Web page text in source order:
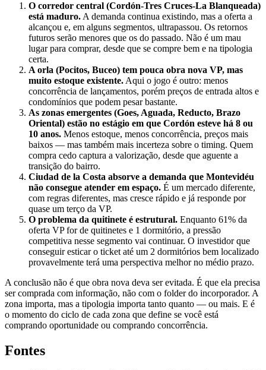
O corredor central (Cordón-Tres Cruces-La Blanqueada)
está maduro. A demanda continua existindo, mas a oferta a
alcançou e, em alguns segmentos, ultrapassou. Os retornos
futuros serão menores que os do passado. Não é um mau
lugar para comprar, desde que se compre bem e na tipologia
certa.
A orla (Pocitos, Buceo) tem pouca obra nova VP, mas
muito estoque existente. Aqui o jogo é outro: menos
concorrência de lançamentos, porém preços de entrada altos e
condomínios que podem pesar bastante.
As zonas emergentes (Goes, Aguada, Reducto, Brazo
Oriental) estão no estágio em que Cordón esteve há 8 ou
10 anos. Menos estoque, menos concorrência, preços mais
baixos — mas também mais incerteza sobre o timing. Quem
compra cedo captura a valorização, desde que aguente a
transição do bairro.
Ciudad de la Costa absorve a demanda que Montevidéu
não consegue atender em espaço. É um mercado diferente,
com regras diferentes, mas cresce rápido e já responde por
quase um terço da VP.
O problema da quitinete é estrutural. Enquanto 61% da
oferta VP for de quitinetes e 1 dormitório, a pressão
competitiva nesse segmento vai continuar. O investidor que
conseguir esticar o ticket até um 2 dormitórios bem localizado
provavelmente terá uma perspectiva melhor no médio prazo.
A conclusão não é que obra nova deva ser evitada. É que ela precisa
ser comprada com informação, não com o folder do incorporador. A
zona importa, mas a tipologia importa tanto quanto — ou mais. E é
o momento do ciclo de cada zona que define se você está
comprando oportunidade ou comprando concorrência.
Fontes